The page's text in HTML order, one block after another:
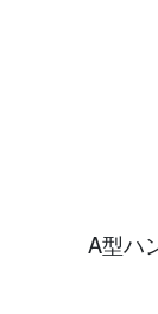
A型ハ